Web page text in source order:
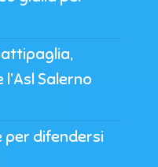
Salerno
per difendersi